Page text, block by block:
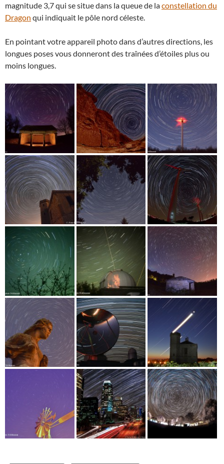
magnitude 3,7 qui se situe dans la queue de laconstellation du
Dragon qui indiquait le pôle nord céleste.
En pointant votre appareil photo dans d’autres directions, les
longues poses vous donneront des traînées d’étoiles plus ou
moins longues.